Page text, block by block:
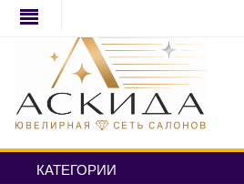
КАТЕГОРИИ